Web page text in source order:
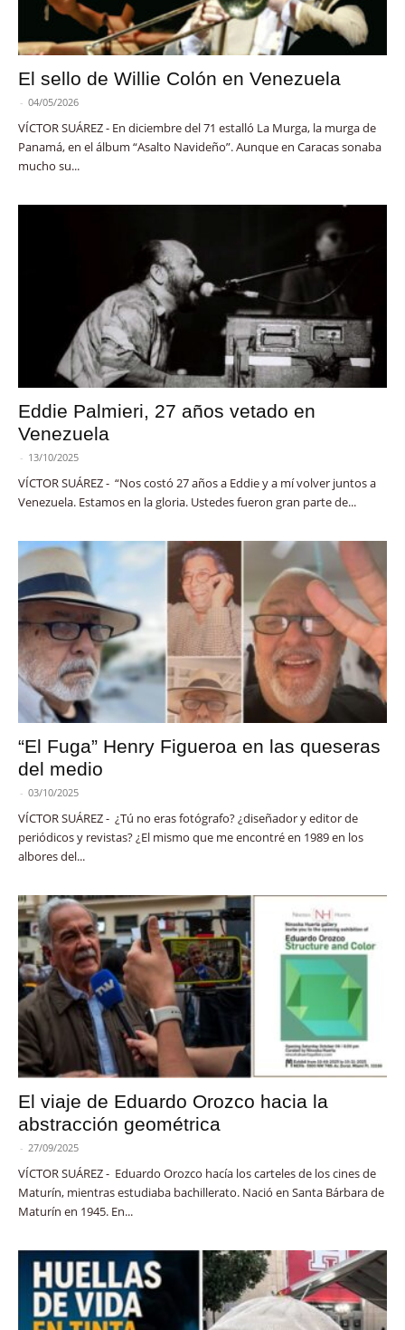
El sello de Willie Colón en Venezuela
- 04/05/2026
VÍCTOR SUÁREZ - En diciembre del 71 estalló La Murga, la murga de
Panamá, en el álbum “Asalto Navideño”. Aunque en Caracas sonaba
mucho su...
Eddie Palmieri, 27 años vetado en
Venezuela
- 13/10/2025
VÍCTOR SUÁREZ - “Nos costó 27 años a Eddie y a mí volver juntos a
Venezuela. Estamos en la gloria. Ustedes fueron gran parte de...
“El Fuga” Henry Figueroa en las queseras
del medio
- 03/10/2025
VÍCTOR SUÁREZ - ¿Tú no eras fotógrafo? ¿diseñador y editor de
periódicos y revistas? ¿El mismo que me encontré en 1989 en los
albores del...
El viaje de Eduardo Orozco hacia la
abstracción geométrica
- 27/09/2025
VÍCTOR SUÁREZ - Eduardo Orozco hacía los carteles de los cines de
Maturín, mientras estudiaba bachillerato. Nació en Santa Bárbara de
Maturín en 1945. En...